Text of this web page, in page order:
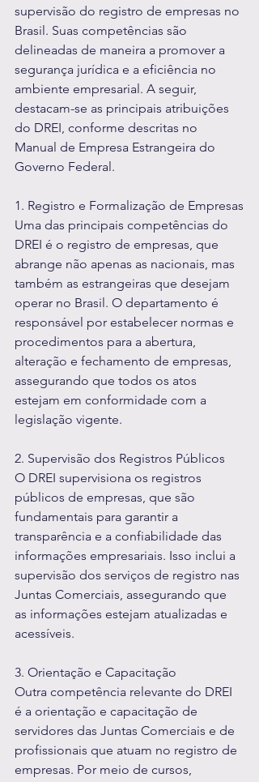
supervisão do registro de empresas no
Brasil. Suas competências são
delineadas de maneira a promover a
segurança jurídica e a eficiência no
ambiente empresarial. A seguir,
destacam-se as principais atribuições
do DREI, conforme descritas no
Manual de Empresa Estrangeira do
Governo Federal.
1. Registro e Formalização de Empresas
Uma das principais competências do
DREI é o registro de empresas, que
abrange não apenas as nacionais, mas
também as estrangeiras que desejam
operar no Brasil. O departamento é
responsável por estabelecer normas e
procedimentos para a abertura,
alteração e fechamento de empresas,
assegurando que todos os atos
estejam em conformidade com a
legislação vigente.
2. Supervisão dos Registros Públicos
O DREI supervisiona os registros
públicos de empresas, que são
fundamentais para garantir a
transparência e a confiabilidade das
informações empresariais. Isso inclui a
supervisão dos serviços de registro nas
Juntas Comerciais, assegurando que
as informações estejam atualizadas e
acessíveis.
3. Orientação e Capacitação
Outra competência relevante do DREI
é a orientação e capacitação de
servidores das Juntas Comerciais e de
profissionais que atuam no registro de
empresas. Por meio de cursos,